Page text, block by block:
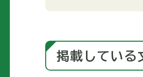
掲載している